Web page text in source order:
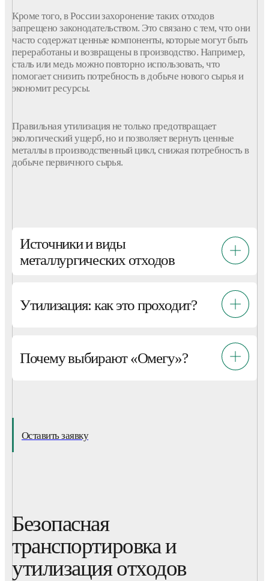
Кроме того, в России захоронение такихотходов
запрещено законодательством. Это связано с тем, что они
часто содержат ценные компоненты, которые могут быть
переработаны и возвращены впроизводство. Например,
сталь или медь можно повторно использовать, что
помогает снизить потребность в добыче нового сырьяи
экономит ресурсы.
Правильнаяутилизацияне только предотвращает
экологический ущерб, но ипозволяетвернуть ценные
металлыв производственный цикл, снижая потребность в
добыче первичногосырья.
Источники и виды
металлургических отходов
Утилизация: как это проходит?
Почему выбирают «Омегу»?
Оставить заявку
Безопасная
транспортировка и
утилизация отходов